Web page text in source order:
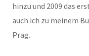
hinzu und 2009 das
auch ich zu meinem
Prag.